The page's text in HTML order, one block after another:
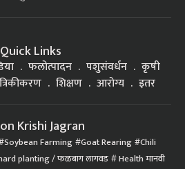
Quick Links
फलोत्पादन पशुसंवर्धन
कृषी
शिक्षण आरोग्य इतर
Krishi Jagran
Soybean Farming Goat Rearing Chili
planting / फळबाग लागवड Health मानवी